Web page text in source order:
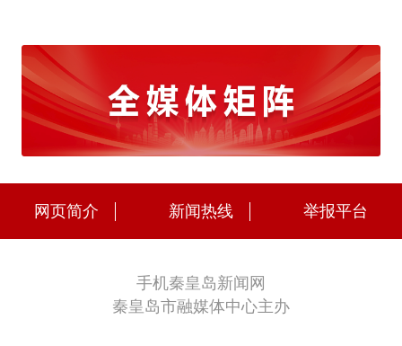
网页简介 新闻热线 举报平台
手机秦皇岛新闻网
秦皇岛市融媒体中心主办